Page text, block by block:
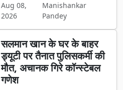
Aug 08,
2026
Manishankar
Pandey
सलमान खान के घर के बाहर
ड्यूटी पर तैनात पुलिसकर्मी की
मौत, अचानक गिरे कॉन्स्टेबल
गणेश